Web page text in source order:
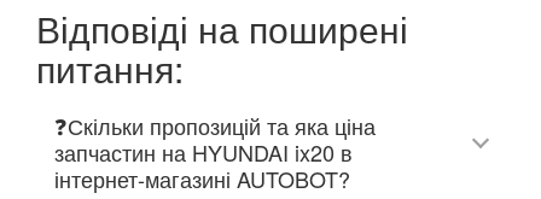
Відповіді на поширені
питання:
❓Скільки пропозицій та яка ціна
запчастин на HYUNDAI ix20 в
інтернет-магазині AUTOBOT?